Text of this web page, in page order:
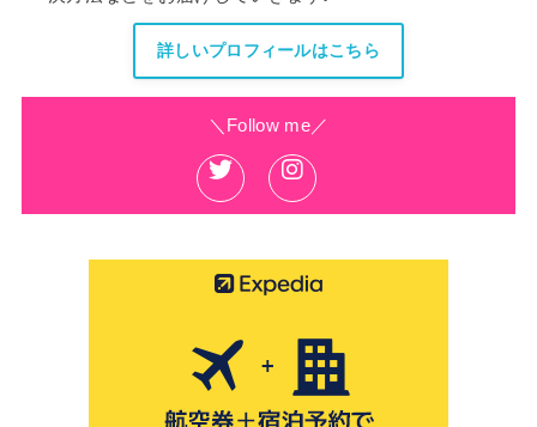
詳しいプロフィールはこちら
＼Follow me／